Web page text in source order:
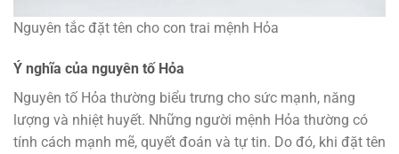
Nguyên tắc đặt tên cho con trai mệnh Hỏa
Ý nghĩa của nguyên tố Hỏa
Nguyên tố Hỏa thường biểu trưng cho sức mạnh, năng
lượng và nhiệt huyết. Những người mệnh Hỏa thường có
tính cách mạnh mẽ, quyết đoán và tự tin. Do đó, khi đặt tên